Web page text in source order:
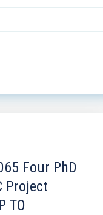
Four PhD
Project
TO